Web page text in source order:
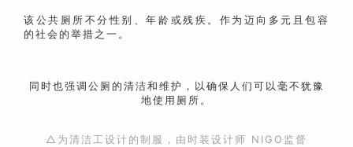
该公共厕所不分性别、年龄或残疾。作为迈向多元且包容
的社会的举措之一。
同时也强调公厕的清洁和维护，以确保人们可以毫不犹豫
地使用厕 所。
△为清洁工设计的制服，由时装设计师 NIGO监督